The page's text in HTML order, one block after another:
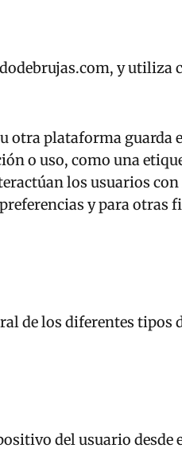
y
otra plataforma
o uso, como una
los usuarios
y para otras
de los diferentes tipos
del usuario